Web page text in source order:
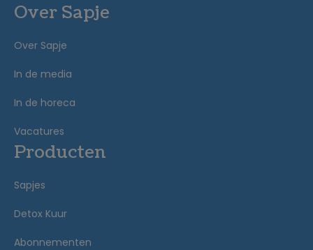
Over Sapje
Over Sapje
In de media
In de horeca
Vacatures
Producten
Sapjes
Detox Kuur
Abonnementen